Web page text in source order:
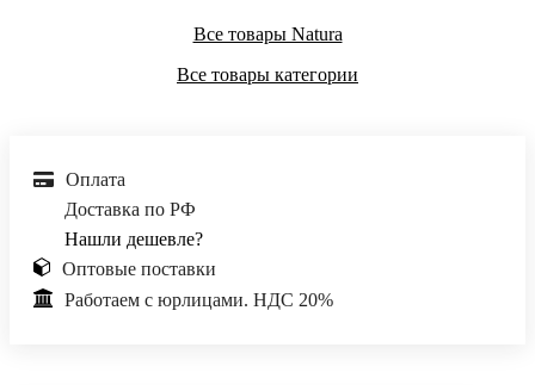
Все товары Natura
Все товары категории
Оплата
Доставка по РФ
Нашли дешевле?
Оптовые поставки
Работаем с юрлицами. НДС 20%